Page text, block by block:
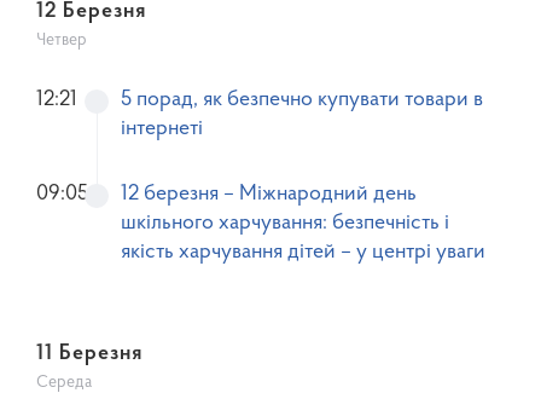
12 Березня
Четвер
5 порад, як безпечно купувати товари в
інтернеті
12:21
12 березня – Міжнародний день
шкільного харчування: безпечність і
якість харчування дітей – у центрі уваги
09:05
11 Березня
Середа